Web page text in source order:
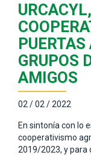
GRUPOS
AMIGOS
02 / 02 / 2022
En sintonía con lo
cooperativismo
2019/2023, y para